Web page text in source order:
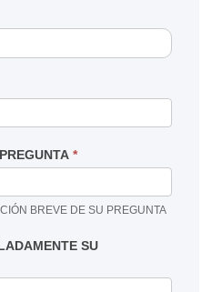
*
BREVE DE SU PREGUNTA
SU